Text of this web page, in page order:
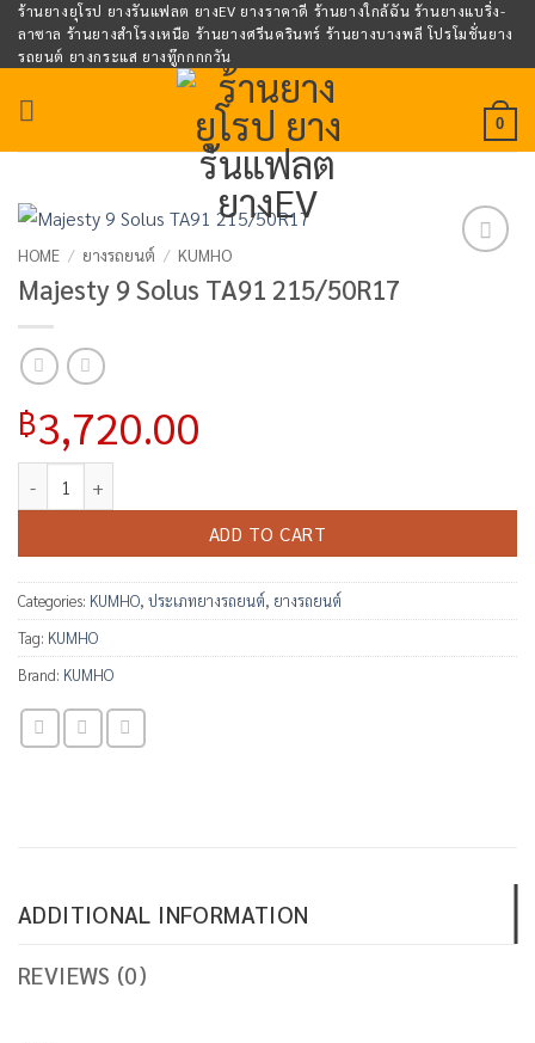
Skip
content
ร้านยางยุโรป ยางรันแฟลต ยางEV ยางราคาดี ร้านยางใกล้ฉัน ร้านยางแบริ่ง-
ลาซาล ร้านยางสำโรงเหนือ ร้านยางศรีนครินทร์ ร้านยางบางพลี โปรโมชั่นยาง
รถยนต์ ยางกระแส ยางทู๊กกกกวัน
0
HOME / ยางรถยนต์ / KUMHO
Majesty 9 Solus TA91 215/50R17
฿3,720.00
ADD TO CART
Categories: KUMHO, ประเภทยางรถยนต์, ยางรถยนต์
Tag: KUMHO
Brand: KUMHO
ADDITIONAL INFORMATION
REVIEWS (0)